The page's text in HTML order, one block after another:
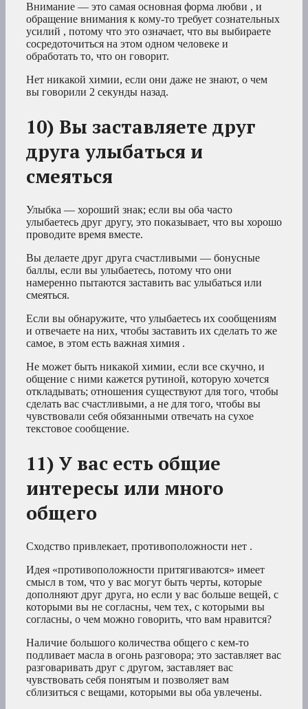
Внимание — это самая основная форма любви , и
обращение внимания к кому-то требует сознательных
усилий , потому что это означает, что вы выбираете
сосредоточиться на этом одном человеке и
обработать то, что он говорит.
Нет никакой химии, если они даже не знают, о чем
вы говорили 2 секунды назад.
10) Вы заставляете друг
друга улыбаться и
смеяться
Улыбка — хороший знак; если вы оба часто
улыбаетесь друг другу, это показывает, что вы хорошо
проводите время вместе.
Вы делаете друг друга счастливыми — бонусные
баллы, если вы улыбаетесь, потому что они
намеренно пытаются заставить вас улыбаться или
смеяться.
Если вы обнаружите, что улыбаетесь их сообщениям
и отвечаете на них, чтобы заставить их сделать то же
самое, в этом есть важная химия .
Не может быть никакой химии, если все скучно, и
общение с ними кажется рутиной, которую хочется
откладывать; отношения существуют для того, чтобы
сделать вас счастливыми, а не для того, чтобы вы
чувствовали себя обязанными отвечать на сухое
текстовое сообщение.
11) У вас есть общие
интересы или много
общего
Сходство привлекает, противоположности нет .
Идея «противоположности притягиваются» имеет
смысл в том, что у вас могут быть черты, которые
дополняют друг друга, но если у вас больше вещей, с
которыми вы не согласны, чем тех, с которыми вы
согласны, о чем можно говорить, что вам нравится?
Наличие большого количества общего с кем-то
подливает масла в огонь разговора; это заставляет вас
разговаривать друг с другом, заставляет вас
чувствовать себя понятым и позволяет вам
сблизиться с вещами, которыми вы оба увлечены.